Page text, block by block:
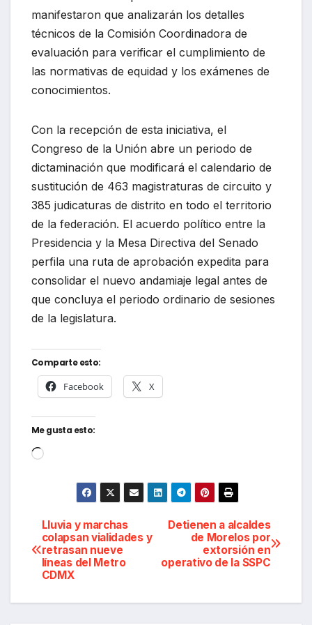
manifestaron que analizarán los detalles
técnicos de la Comisión Coordinadora de
evaluación para verificar el cumplimiento de
las normativas de equidad y los exámenes de
conocimientos.
Con la recepción de esta iniciativa, el
Congreso de la Unión abre un periodo de
dictaminación que modificará el calendario de
sustitución de 463 magistraturas de circuito y
385 judicaturas de distrito en todo el territorio
de la federación. El acuerdo político entre la
Presidencia y la Mesa Directiva del Senado
perfila una ruta de aprobación expedita para
consolidar el nuevo andamiaje legal antes de
que concluya el periodo ordinario de sesiones
de la legislatura.
Comparte esto:
Facebook X
Me gusta esto:
Cargando...
Navegación
de
entradas
Detienen a alcaldes
de Morelos por
extorsión en
operativo de la SSPC
Lluvia y marchas
colapsan vialidades y
retrasan nueve
líneas del Metro
CDMX